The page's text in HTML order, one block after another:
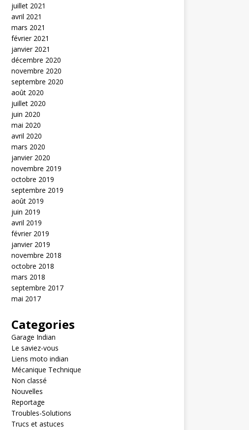
juillet 2021
avril 2021
mars 2021
février 2021
janvier 2021
décembre 2020
novembre 2020
septembre 2020
août 2020
juillet 2020
juin 2020
mai 2020
avril 2020
mars 2020
janvier 2020
novembre 2019
octobre 2019
septembre 2019
août 2019
juin 2019
avril 2019
février 2019
janvier 2019
novembre 2018
octobre 2018
mars 2018
septembre 2017
mai 2017
Categories
Garage Indian
Le saviez-vous
Liens moto indian
Mécanique Technique
Non classé
Nouvelles
Reportage
Troubles-Solutions
Trucs et astuces